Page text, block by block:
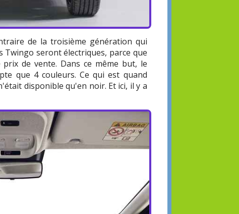
de la troisième génération qui
Twingo seront électriques, parce que
de vente. Dans ce même but, le
que 4 couleurs. Ce qui est quand
disponible qu'en noir. Et ici, il y a